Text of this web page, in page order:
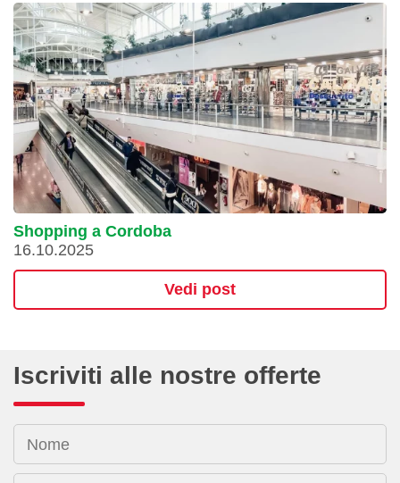
Shopping a Cordoba
16.10.2025
Vedi post
Iscriviti alle nostre offerte
Nome